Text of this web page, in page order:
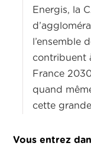
Energis, la
l’ensemble
contribuent
France
quand
cette
Vous entrez